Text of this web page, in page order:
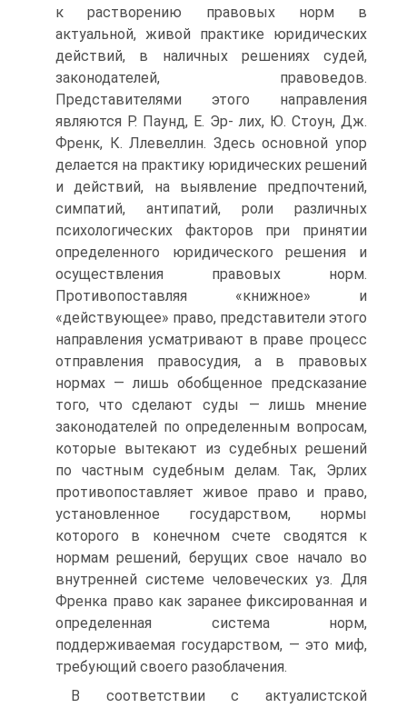
к растворению правовых норм в
актуальной, живой практике юридических
действий, в наличных решениях судей,
законодателей, правоведов.
Представителями этого направления
являются Р. Паунд, Е. Эр- лих, Ю. Стоун, Дж.
Френк, К. Ллевеллин. Здесь основной упор
делается на практику юридических решений
и действий, на выявление предпочтений,
симпатий, антипатий, роли различных
психологических факторов при принятии
определенного юридического решения и
осуществления правовых норм.
Противопоставляя «книжное» и
«действующее» право, представители этого
направления усматривают в праве процесс
отправления правосудия, а в правовых
нормах — лишь обобщенное предсказание
того, что сделают суды — лишь мнение
законодателей по определенным вопросам,
которые вытекают из судебных решений
по частным судебным делам. Так, Эрлих
противопоставляет живое право и право,
установленное государством, нормы
которого в конечном счете сводятся к
нормам решений, берущих свое начало во
внутренней системе человеческих уз. Для
Френка право как заранее фиксированная и
определенная система норм,
поддерживаемая государством, — это миф,
требующий своего разоблачения.
В соответствии с актуалистской